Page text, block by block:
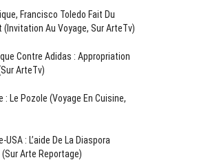
Francisco Toledo Fait Du
(Invitation Au Voyage, Sur ArteTv)
Contre Adidas : Appropriation
ArteTv)
: Le Pozole (Voyage En Cuisine,
USA : L’aide De La Diaspora
(sur Arte Reportage)